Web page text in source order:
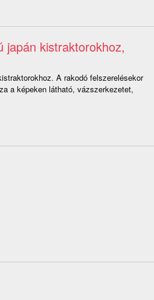
japán kistraktorokhoz,
A rakodó felszerelésekor
a képeken látható, vázszerkezetet,